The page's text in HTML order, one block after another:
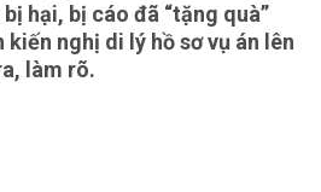
hại, bị cáo đã “tặng quà”
nghị di lý hồ sơ vụ án lên
làm rõ.